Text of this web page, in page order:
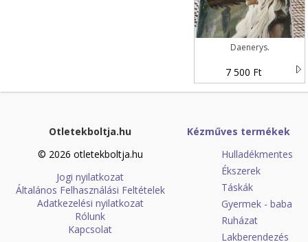
Daenerys.
7 500 Ft
Otletekboltja.hu
© 2026 otletekboltja.hu
Jogi nyilatkozat
Általános Felhasználási Feltételek
Adatkezelési nyilatkozat
Rólunk
Kapcsolat
Kézműves termékek
Hulladékmentes
Ékszerek
Táskák
Gyermek - baba
Ruházat
Lakberendezés